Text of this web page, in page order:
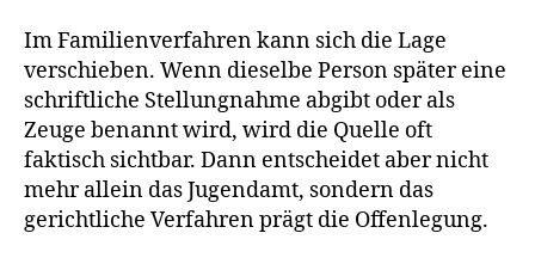
Im Familienverfahren kann sich die Lage
verschieben. Wenn dieselbe Person später eine
schriftliche Stellungnahme abgibt oder als
Zeuge benannt wird, wird die Quelle oft
faktisch sichtbar. Dann entscheidet aber nicht
mehr allein das Jugendamt, sondern das
gerichtliche Verfahren prägt die Offenlegung.